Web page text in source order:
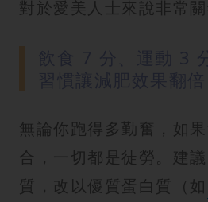
對於愛美人士來說非常關
無論你跑得多勤奮，如
合，一切都是徒勞。建
質，改以優質蛋白質（如